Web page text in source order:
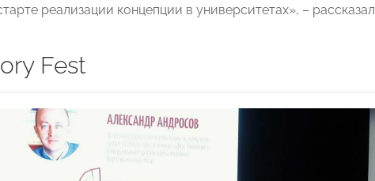
реализации концепции в университетах», – рассказал
Fest